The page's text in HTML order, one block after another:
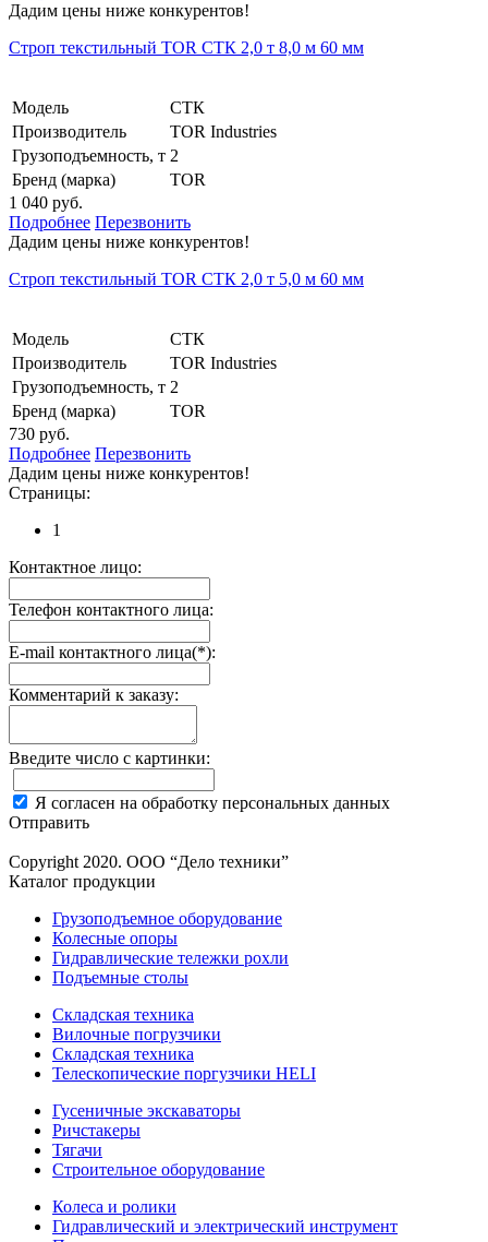
Дадим цены ниже конкурентов!
Строп текстильный TOR СТК 2,0 т 8,0 м 60 мм
Модель
СТК
Производитель
TOR Industries
Грузоподъемность, т 2
Бренд (марка)
TOR
1 040 руб.
Подробнее Перезвонить
Дадим цены ниже конкурентов!
Строп текстильный TOR СТК 2,0 т 5,0 м 60 мм
Модель
СТК
Производитель
TOR Industries
Грузоподъемность, т 2
Бренд (марка)
TOR
730 руб.
Подробнее Перезвонить
Дадим цены ниже конкурентов!
Страницы:
1
Контактное лицо:
Телефон контактного лица:
E-mail контактного лица(*):
Комментарий к заказу:
Введите число с картинки:
Я согласен на обработку персональных данных
Отправить
Copyright 2020. ООО “Дело техники”
Каталог продукции
Грузоподъемное оборудование
Колесные опоры
Гидравлические тележки рохли
Подъемные столы
Складская техника
Вилочные погрузчики
Складская техника
Телескопические поргузчики HELI
Гусеничные экскаваторы
Ричстакеры
Тягачи
Строительное оборудование
Колеса и ролики
Гидравлический и электрический инструмент